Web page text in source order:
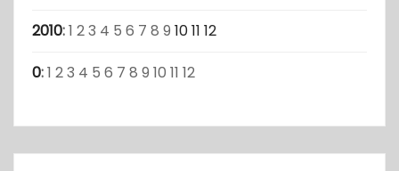
2010:1 23 4 5 6 7 8 9 1011 12
0:1 23 4 5 6 7 8 9 10 11 12